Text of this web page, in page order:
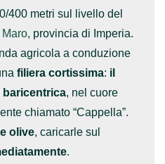
400 metri sul livello del
, provincia di Imperia.
agricola a conduzione
filiera cortissima: il
baricentrica, nel cuore
chiamato “Cappella”.
olive, caricarle sul
.